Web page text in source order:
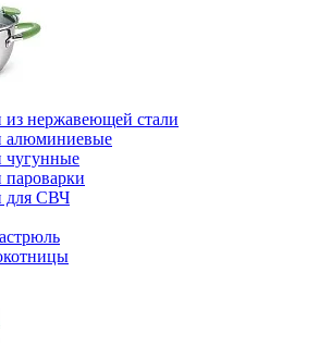
нержавеющей стали
алюминиевые
чугунные
для СВЧ